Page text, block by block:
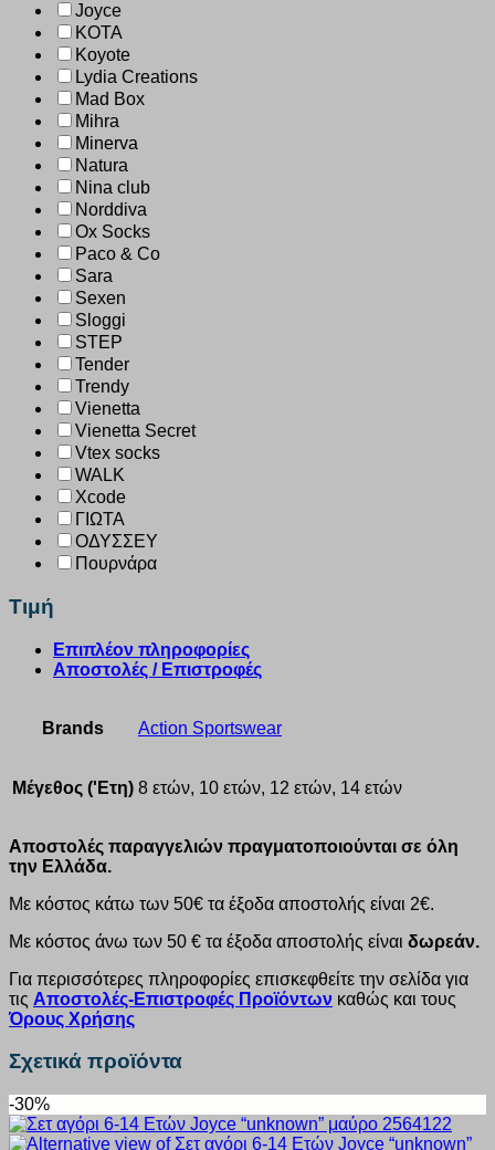
Joyce
KOTA
Koyote
Lydia Creations
Mad Box
Mihra
Minerva
Natura
Nina club
Norddiva
Ox Socks
Paco & Co
Sara
Sexen
Sloggi
STEP
Tender
Trendy
Vienetta
Vienetta Secret
Vtex socks
WALK
Xcode
ΓΙΩΤΑ
ΟΔΥΣΣΕΥ
Πουρνάρα
Τιμή
Επιπλέον πληροφορίες
Αποστολές / Επιστροφές
Brands Action Sportswear
Μέγεθος ('Ετη) 8 ετών, 10 ετών, 12 ετών, 14 ετών
Αποστολές παραγγελιών πραγματοποιούνται σε όλη
την Ελλάδα.
Με κόστος κάτω των 50€ τα έξοδα αποστολής είναι 2€.
Με κόστος άνω των 50 € τα έξοδα αποστολής είναι δωρεάν.
Για περισσότερες πληροφορίες επισκεφθείτε την σελίδα για
τις Αποστολές-Επιστροφές Προϊόντων καθώς και τους
Όρους Χρήσης
Σχετικά προϊόντα
-30%